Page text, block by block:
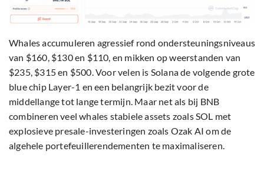
Whales accumuleren agressief rond ondersteuningsniveaus
van $160, $130 en $110, en mikken op weerstanden van
$235, $315 en $500. Voor velen is Solana de volgende grote
blue chip Layer-1 en een belangrijk bezit voor de
middellange tot lange termijn. Maar net als bij BNB
combineren veel whales stabiele assets zoals SOL met
explosieve presale-investeringen zoals Ozak AI om de
algehele portefeuillerendementen te maximaliseren.